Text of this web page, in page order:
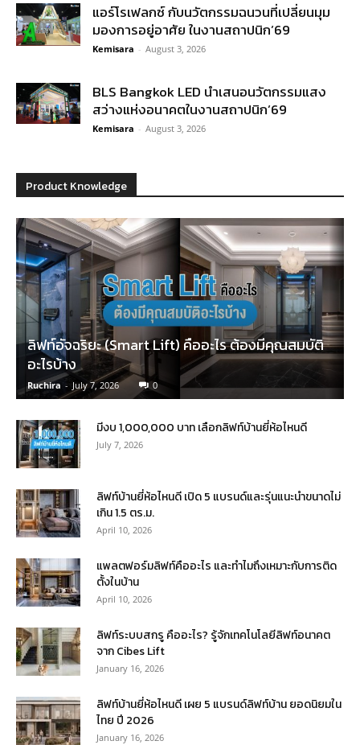
แอร์โรเฟลกซ์ กับนวัตกรรมฉนวนที่เปลี่ยนมุม
มองการอยู่อาศัย ในงานสถาปนิก’69
Kemisara - August 3, 2026
BLS Bangkok LED นำเสนอนวัตกรรมแสง
สว่างแห่งอนาคตในงานสถาปนิก’69
Kemisara - August 3, 2026
Product Knowledge
ลิฟท์อัจฉริยะ (Smart Lift) คืออะไร ต้องมีคุณสมบัติ
อะไรบ้าง
Ruchira - July 7, 2026 0
มีงบ 1,000,000 บาท เลือกลิฟท์บ้านยี่ห้อไหนดี
July 7, 2026
ลิฟท์บ้านยี่ห้อไหนดี เปิด 5 แบรนด์และรุ่นแนะนำขนาดไม่
เกิน 1.5 ตร.ม.
April 10, 2026
แพลตฟอร์มลิฟท์คืออะไร และทำไมถึงเหมาะกับการติด
ตั้งในบ้าน
April 10, 2026
ลิฟท์ระบบสกรู คืออะไร? รู้จักเทคโนโลยีลิฟท์อนาคต
จาก Cibes Lift
January 16, 2026
ลิฟท์บ้านยี่ห้อไหนดี เผย 5 แบรนด์ลิฟท์บ้าน ยอดนิยมใน
ไทย ปี 2026
January 16, 2026